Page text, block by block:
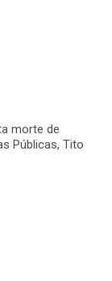
morte de
Públicas, Tito